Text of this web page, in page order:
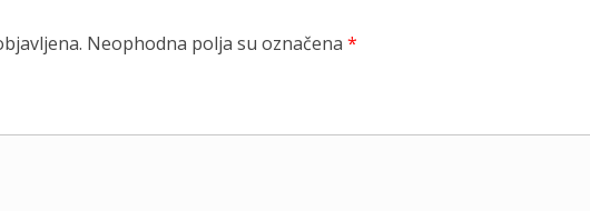
Neophodna polja su označena *